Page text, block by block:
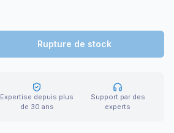
Rupture de stock
Expertise depuis plus
de 30 ans
Support par des
experts